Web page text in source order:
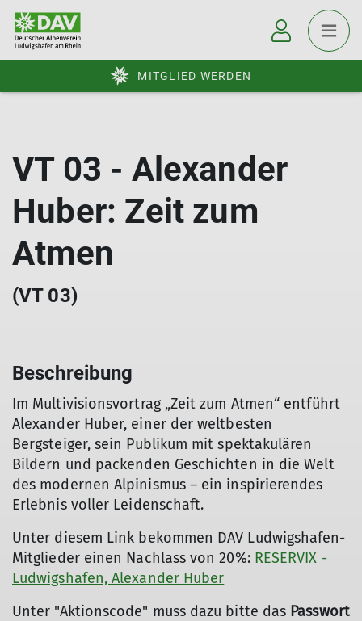
MITGLIED WERDEN
VT 03 - Alexander
Huber: Zeit zum
Atmen
(VT 03)
Beschreibung
Im Multivisionsvortrag „Zeit zum Atmen“ entführt
Alexander Huber, einer der weltbesten
Bergsteiger, sein Publikum mit spektakulären
Bildern und packenden Geschichten in die Welt
des modernen Alpinismus – ein inspirierendes
Erlebnis voller Leidenschaft.
Unter diesem Link bekommen DAV Ludwigshafen-
Mitglieder einen Nachlass von 20%: RESERVIX -
Ludwigshafen, Alexander Huber
Unter "Aktionscode" muss dazu bitte das Passwort